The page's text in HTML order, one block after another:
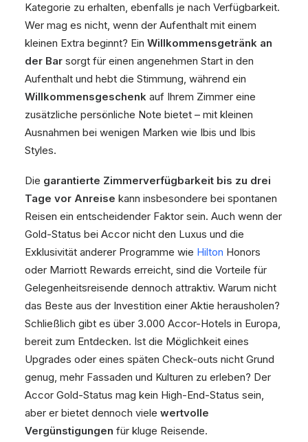
Kategorie zu erhalten, ebenfalls je nach Verfügbarkeit.
Wer mag es nicht, wenn der Aufenthalt mit einem
kleinen Extra beginnt? Ein Willkommensgetränk an
der Bar sorgt für einen angenehmen Start in den
Aufenthalt und hebt die Stimmung, während ein
Willkommensgeschenk auf Ihrem Zimmer eine
zusätzliche persönliche Note bietet – mit kleinen
Ausnahmen bei wenigen Marken wie Ibis und Ibis
Styles.
Die garantierte Zimmerverfügbarkeit bis zu drei
Tage vor Anreise kann insbesondere bei spontanen
Reisen ein entscheidender Faktor sein. Auch wenn der
Gold-Status bei Accor nicht den Luxus und die
Exklusivität anderer Programme wie Hilton Honors
oder Marriott Rewards erreicht, sind die Vorteile für
Gelegenheitsreisende dennoch attraktiv. Warum nicht
das Beste aus der Investition einer Aktie herausholen?
Schließlich gibt es über 3.000 Accor-Hotels in Europa,
bereit zum Entdecken. Ist die Möglichkeit eines
Upgrades oder eines späten Check-outs nicht Grund
genug, mehr Fassaden und Kulturen zu erleben? Der
Accor Gold-Status mag kein High-End-Status sein,
aber er bietet dennoch viele wertvolle
Vergünstigungen für kluge Reisende.